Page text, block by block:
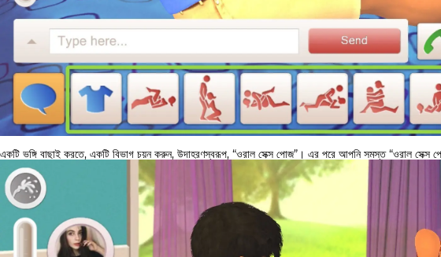
একটি ভঙ্গি বাছাই করতে, একটি বিভাগ চয়ন করুন, উদাহরণস্বরূপ, “ওরাল সেক্স পোজ”। এর পরে আপনি সমস্ত “ওরাল